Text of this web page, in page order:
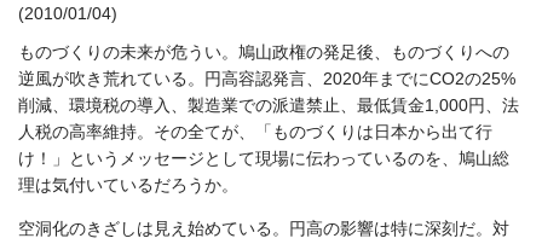
(2010/01/04)
ものづくりの未来が危うい。鳩山政権の発足後、ものづくりへの
逆風が吹き荒れている。円高容認発言、2020年までにCO2の25%
削減、環境税の導入、製造業での派遣禁止、最低賃金1,000円、法
人税の高率維持。その全てが、「ものづくりは日本から出て行
け！」というメッセージとして現場に伝わっているのを、鳩山総
理は気付いているだろうか。
空洞化のきざしは見え始めている。円高の影響は特に深刻だ。対